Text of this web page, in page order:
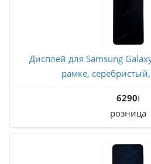
Дисплей для Samsung
рамке,
6290
розница
В